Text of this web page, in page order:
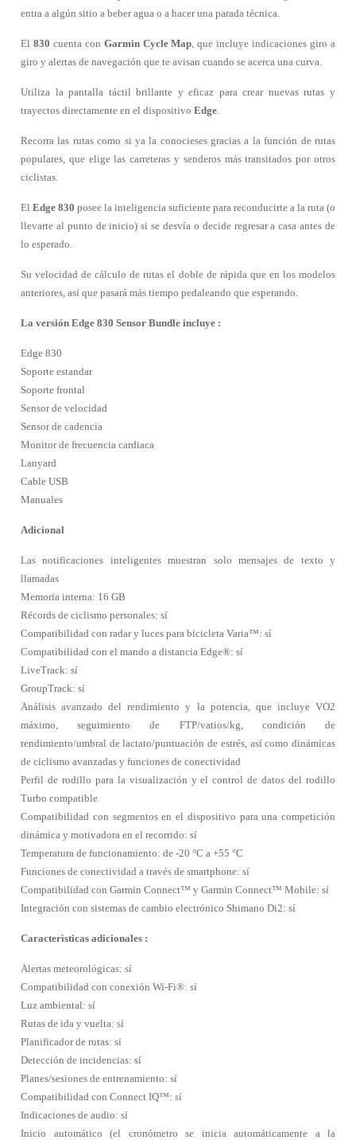
entra a algún sitio a beber agua o a hacer una parada técnica.
El 830 cuenta con Garmin Cycle Map , que incluye indicaciones giro a
giro y alertas de navegación que te avisan cuando se acerca una curva.
Utiliza la pantalla táctil brillante y eficaz para crear nuevas rutas y
trayectos directamente en el dispositivo Edge
Recorra las rutas como si ya la conocieses gracias a la función de rutas
populares, que elige las carreteras y senderos más transitados por otros
ciclistas.
El Edge 830 posee la inteligencia suficiente para reconducirte a la ruta (o
llevarte al punto de inicio) si se desvía o decide regresar a casa antes de
lo esperado.
Su velocidad de cálculo de rutas el doble de rápida que en los modelos
anteriores, así que pasará más tiempo pedaleando que esperando.
La versión Edge 830 Sensor Bundle incluye :
Edge 830
Soporte estandar
Soporte frontal
Sensor de velocidad
Sensor de cadencia
Monitor de frecuencia cardiaca
Lanyard
Cable USB
Manuales
Adicional
Las notificaciones inteligentes muestran solo mensajes de texto y
llamadas
Memoria interna: 16 GB
Récords de ciclismo personales: sí
Compatibilidad con radar y luces para bicicleta Varia™: sí
Compatibilidad con el mando a distancia Edge®: sí
LiveTrack: sí
GroupTrack: sí
Análisis avanzado del rendimiento y la potencia, que incluye VO2
máximo, seguimiento de FTP/vatios/kg, condición de
rendimiento/umbral de lactato/puntuación de estrés, así como dinámicas
de ciclismo avanzadas y funciones de conectividad
Perfil de rodillo para la visualización y el control de datos del rodillo
Turbo compatible
Compatibilidad con segmentos en el dispositivo para una competición
dinámica y motivadora en el recorrido: sí
Temperatura de funcionamiento: de -20 °C a +55 °C
Funciones de conectividad a través de smartphone: sí
Compatibilidad con Garmin Connect™ y Garmin Connect™ Mobile: sí
Integración con sistemas de cambio electrónico Shimano Di2: sí
Caracterìsticas adicionales :
Alertas meteorológicas: sí
Compatibilidad con conexión Wi-Fi®: sí
Luz ambiental: sí
Rutas de ida y vuelta: sí
Planificador de rutas: sí
Detección de incidencias: sí
Planes/sesiones de entrenamiento: sí
Compatibilidad con Connect IQ™: sí
Indicaciones de audio: sí
Inicio automático (el cronómetro se inicia automáticamente a la